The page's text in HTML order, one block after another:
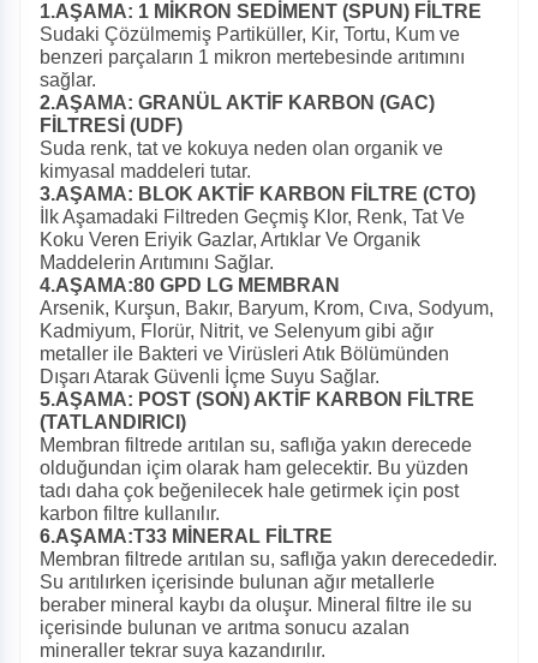
1.AŞAMA: 1 MİKRON SEDİMENT (SPUN) FİLTRE
Sudaki Çözülmemiş Partiküller, Kir, Tortu, Kum ve
benzeri parçaların 1 mikron mertebesinde arıtımını
sağlar.
2.AŞAMA: GRANÜL AKTİF KARBON (GAC)
FİLTRESİ (UDF)
Suda renk, tat ve kokuya neden olan organik ve
kimyasal maddeleri tutar.
3.AŞAMA: BLOK AKTİF KARBON FİLTRE (CTO)
İlk Aşamadaki Filtreden Geçmiş Klor, Renk, Tat Ve
Koku Veren Eriyik Gazlar, Artıklar Ve Organik
Maddelerin Arıtımını Sağlar.
4.AŞAMA:80 GPD LG MEMBRAN
Arsenik, Kurşun, Bakır, Baryum, Krom, Cıva, Sodyum,
Kadmiyum, Florür, Nitrit, ve Selenyum gibi ağır
metaller ile Bakteri ve Virüsleri Atık Bölümünden
Dışarı Atarak Güvenli İçme Suyu Sağlar.
5.AŞAMA: POST (SON) AKTİF KARBON FİLTRE
(TATLANDIRICI)
Membran filtrede arıtılan su, saflığa yakın derecede
olduğundan içim olarak ham gelecektir. Bu yüzden
tadı daha çok beğenilecek hale getirmek için post
karbon filtre kullanılır.
6.AŞAMA:T33 MİNERAL FİLTRE
Membran filtrede arıtılan su, saflığa yakın derecededir.
Su arıtılırken içerisinde bulunan ağır metallerle
beraber mineral kaybı da oluşur. Mineral filtre ile su
içerisinde bulunan ve arıtma sonucu azalan
mineraller tekrar suya kazandırılır.